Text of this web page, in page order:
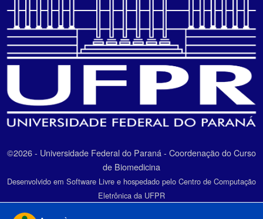
©2026 - Universidade Federal do Paraná - Coordenação do Curso
de Biomedicina
Desenvolvido em Software Livre e hospedado pelo Centro de Computação
Eletrônica da UFPR